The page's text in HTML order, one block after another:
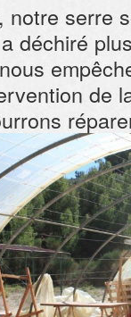
notre serre
déchiré
de